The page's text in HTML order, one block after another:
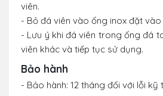
viên.
- Bỏ đá viên vào ống inox đặt vào
- Lưu ý khi đá viên trong ống đá
viên khác và tiếp tục sử dụng.
Bảo hành
- Bảo hành: 12 tháng đối với lỗi kỹ